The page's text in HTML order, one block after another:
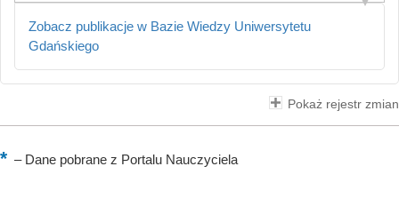
Zobacz publikacje w Bazie Wiedzy Uniwersytetu
Gdańskiego
Pokaż rejestr zmian
–Dane pobrane z Portalu Nauczyciela